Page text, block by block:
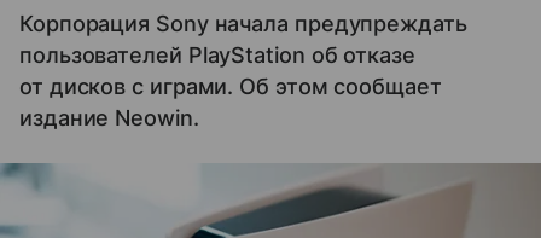
Корпорация Sony начала предупреждать
пользователей PlayStation об отказе
от дисков с играми. Об этом сообщает
издание Neowin.